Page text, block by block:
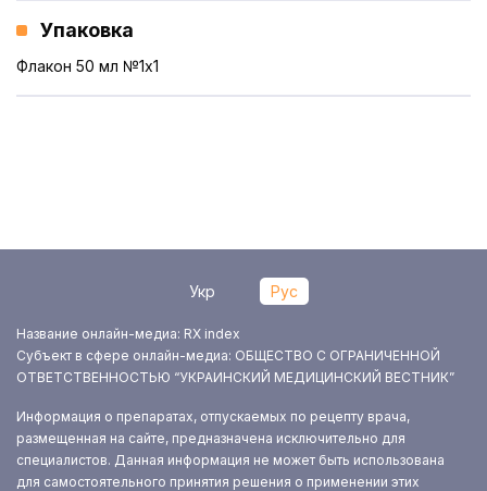
Упаковка
Флакон 50 мл №1x1
Укр Рус
Название онлайн-медиа: RX index
Субъект в сфере онлайн-медиа: ОБЩЕСТВО С ОГРАНИЧЕННОЙ
ОТВЕТСТВЕННОСТЬЮ “УКРАИНСКИЙ МЕДИЦИНСКИЙ ВЕСТНИК”
Информация о препаратах, отпускаемых по рецепту врача,
размещенная на сайте, предназначена исключительно для
специалистов. Данная информация не может быть использована
для самостоятельного принятия решения о применении этих